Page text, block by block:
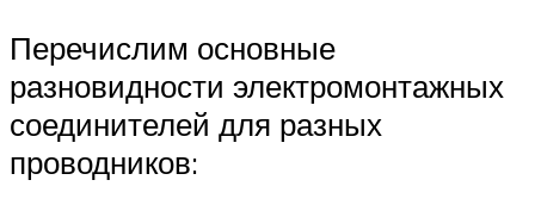
Перечислим основные
разновидности электромонтажных
соединителей для разных
проводников: